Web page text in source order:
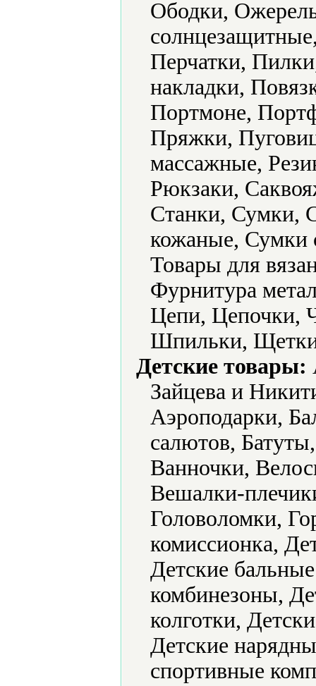
Ободки,
Перчатки,
накладки,
Портмоне,
Пряжки,
массажные,
Рюкзаки,
Станки, Сумки,
кожаные, Сумки
Товары для
Фурнитура
Цепи,
Шпильки,
Детские товары:
Зайцева и
Аэроподарки,
салютов,
Ванночки,
Вешалки-
Головоломки,
комиссионка,
Детские
комбинезоны,
колготки,
Детские
спортивные